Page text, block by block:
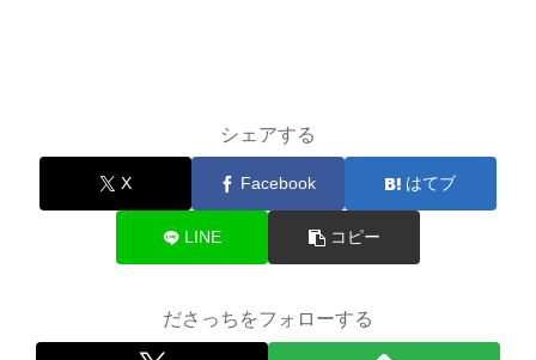
シェアする
X Facebook はてブ
LINE コピー
ださっちをフォローする